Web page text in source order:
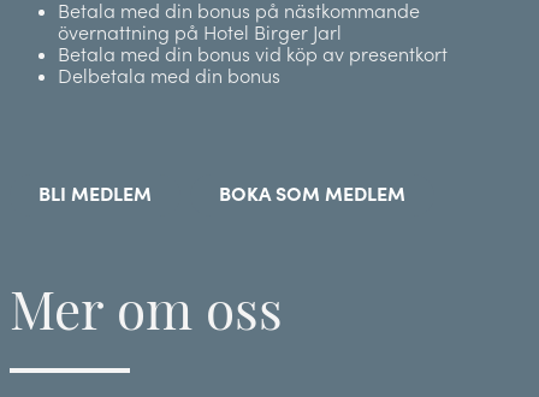
Betala med din bonus på nästkommande
övernattning på Hotel Birger Jarl
Betala med din bonus vid köp av presentkort
Delbetala med din bonus
BLI MEDLEM BOKA SOM MEDLEM
Mer om oss